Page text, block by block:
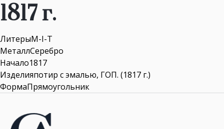
1817 г.
ЛитерыM-I-T
МеталлСеребро
Начало1817
Изделияпотир с эмалью, ГОП. (1817 г.)
ФормаПрямоугольник